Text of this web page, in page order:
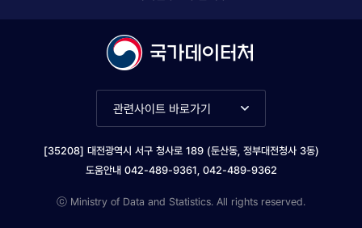
[35208] 대전광역시 서구 청사로 189 (둔산동, 정부대전청사 3동)
도움안내 042-489-9361, 042-489-9362
ⓒ Ministry of Data and Statistics. All rights reserved.
관련사이트 바로가기